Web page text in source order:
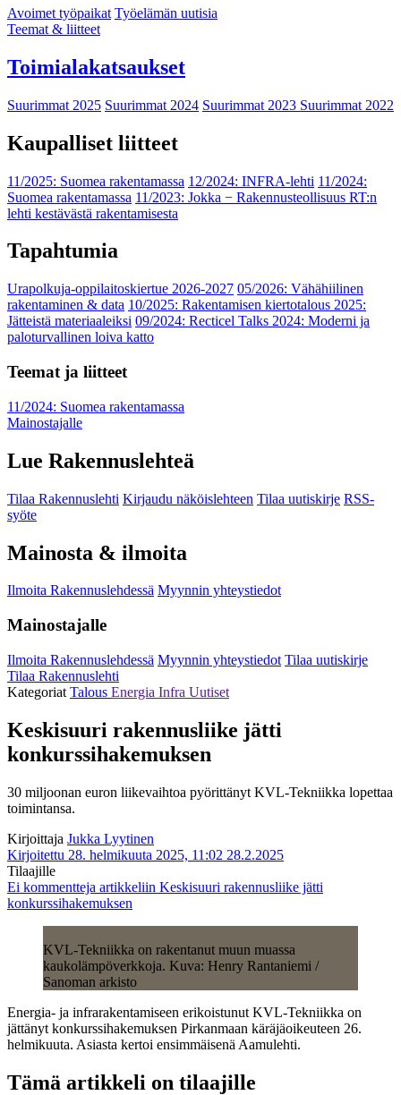
Avoimet työpaikat Työelämän uutisia
Teemat & liitteet
Toimialakatsaukset
Suurimmat 2025 Suurimmat 2024 Suurimmat 2023 Suurimmat 2022
Kaupalliset liitteet
11/2025: Suomea rakentamassa 12/2024: INFRA-lehti 11/2024:
Suomea rakentamassa 11/2023: Jokka − Rakennusteollisuus RT:n
lehti kestävästä rakentamisesta
Tapahtumia
Urapolkuja-oppilaitoskiertue 2026-2027 05/2026: Vähähiilinen
rakentaminen & data 10/2025: Rakentamisen kiertotalous 2025:
Jätteistä materiaaleiksi 09/2024: Recticel Talks 2024: Moderni ja
paloturvallinen loiva katto
Teemat ja liitteet
11/2024: Suomea rakentamassa
Mainostajalle
Lue Rakennuslehteä
Tilaa Rakennuslehti Kirjaudu näköislehteen Tilaa uutiskirje RSS-
syöte
Mainosta & ilmoita
Ilmoita Rakennuslehdessä Myynnin yhteystiedot
Mainostajalle
Ilmoita Rakennuslehdessä Myynnin yhteystiedot Tilaa uutiskirje
Tilaa Rakennuslehti
Kategoriat Talous Energia Infra Uutiset
Keskisuuri rakennusliike jätti
konkurssihakemuksen
30 miljoonan euron liikevaihtoa pyörittänyt KVL-Tekniikka lopettaa
toimintansa.
Kirjoittaja Jukka Lyytinen
Kirjoitettu 28. helmikuuta 2025, 11:02 28.2.2025
Tilaajille
Ei kommentteja artikkeliin Keskisuuri rakennusliike jätti
konkurssihakemuksen
KVL-Tekniikka on rakentanut muun muassa
kaukolämpöverkkoja. Kuva: Henry Rantaniemi /
Sanoman arkisto
Energia- ja infrarakentamiseen erikoistunut KVL-Tekniikka on
jättänyt konkurssihakemuksen Pirkanmaan käräjäoikeuteen 26.
helmikuuta. Asiasta kertoi ensimmäisenä Aamulehti.
Tämä artikkeli on tilaajille